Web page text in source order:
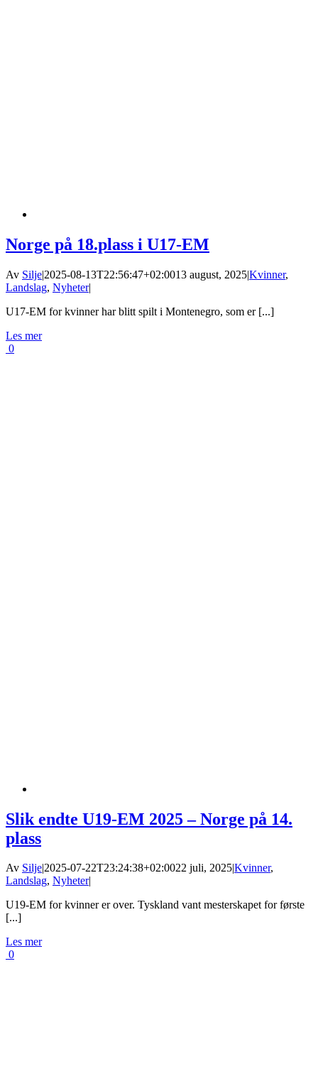
Norge på 18.plass i U17-EM
Av Silje|2025-08-13T22:56:47+02:0013 august, 2025|Kvinner,
Landslag, Nyheter|
U17-EM for kvinner har blitt spilt i Montenegro, som er [...]
Les mer
0
Slik endte U19-EM 2025 – Norge på 14.
plass
Av Silje|2025-07-22T23:24:38+02:0022 juli, 2025|Kvinner,
Landslag, Nyheter|
U19-EM for kvinner er over. Tyskland vant mesterskapet for første
[...]
Les mer
0